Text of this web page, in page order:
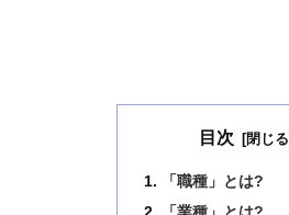
目次
「職種」とは?